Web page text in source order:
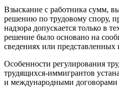
Взыскание с работника сумм,
решению по трудовому спору,
надзора допускается только в
решение было основано на
сведениях или
Особенности регулирования
трудящихся-иммигрантов
и международными договорами